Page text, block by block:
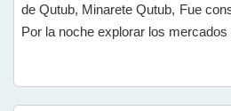
de Qutub, Minarete Qutub, Fue
Por la noche explorar los